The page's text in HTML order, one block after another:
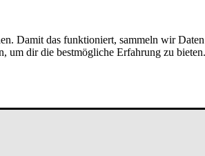
Damit das funktioniert, sammeln wir
um dir die bestmögliche Erfahrung zu